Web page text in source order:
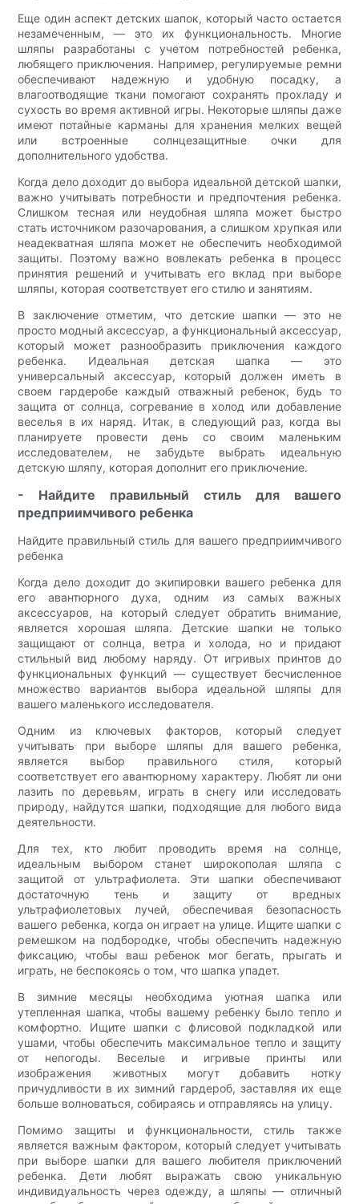
Еще один аспект детских шапок, который часто остается
незамеченным, — это их функциональность. Многие
шляпы разработаны с учетом потребностей ребенка,
любящего приключения. Например, регулируемые ремни
обеспечивают надежную и удобную посадку, а
влагоотводящие ткани помогают сохранять прохладу и
сухость во время активной игры. Некоторые шляпы даже
имеют потайные карманы для хранения мелких вещей
или встроенные солнцезащитные очки для
дополнительного удобства.
Когда дело доходит до выбора идеальной детской шапки,
важно учитывать потребности и предпочтения ребенка.
Слишком тесная или неудобная шляпа может быстро
стать источником разочарования, а слишком хрупкая или
неадекватная шляпа может не обеспечить необходимой
защиты. Поэтому важно вовлекать ребенка в процесс
принятия решений и учитывать его вклад при выборе
шляпы, которая соответствует его стилю и занятиям.
В заключение отметим, что детские шапки — это не
просто модный аксессуар, а функциональный аксессуар,
который может разнообразить приключения каждого
ребенка. Идеальная детская шапка — это
универсальный аксессуар, который должен иметь в
своем гардеробе каждый отважный ребенок, будь то
защита от солнца, согревание в холод или добавление
веселья в их наряд. Итак, в следующий раз, когда вы
планируете провести день со своим маленьким
исследователем, не забудьте выбрать идеальную
детскую шляпу, которая дополнит его приключение.
- Найдите правильный стиль для вашего
предприимчивого ребенка
Найдите правильный стиль для вашего предприимчивого
ребенка
Когда дело доходит до экипировки вашего ребенка для
его авантюрного духа, одним из самых важных
аксессуаров, на который следует обратить внимание,
является хорошая шляпа. Детские шапки не только
защищают от солнца, ветра и холода, но и придают
стильный вид любому наряду. От игривых принтов до
функциональных функций — существует бесчисленное
множество вариантов выбора идеальной шляпы для
вашего маленького исследователя.
Одним из ключевых факторов, который следует
учитывать при выборе шляпы для вашего ребенка,
является выбор правильного стиля, который
соответствует его авантюрному характеру. Любят ли они
лазить по деревьям, играть в снегу или исследовать
природу, найдутся шапки, подходящие для любого вида
деятельности.
Для тех, кто любит проводить время на солнце,
идеальным выбором станет широкополая шляпа с
защитой от ультрафиолета. Эти шапки обеспечивают
достаточную тень и защиту от вредных
ультрафиолетовых лучей, обеспечивая безопасность
вашего ребенка, когда он играет на улице. Ищите шапки с
ремешком на подбородке, чтобы обеспечить надежную
фиксацию, чтобы ваш ребенок мог бегать, прыгать и
играть, не беспокоясь о том, что шапка упадет.
В зимние месяцы необходима уютная шапка или
утепленная шапка, чтобы вашему ребенку было тепло и
комфортно. Ищите шапки с флисовой подкладкой или
ушами, чтобы обеспечить максимальное тепло и защиту
от непогоды. Веселые и игривые принты или
изображения животных могут добавить нотку
причудливости в их зимний гардероб, заставляя их еще
больше волноваться, собираясь и отправляясь на улицу.
Помимо защиты и функциональности, стиль также
является важным фактором, который следует учитывать
при выборе шапки для вашего любителя приключений
ребенка. Дети любят выражать свою уникальную
индивидуальность через одежду, а шляпы — отличный